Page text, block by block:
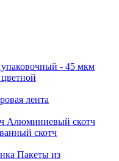
- 45 мкм
лента
Алюминиевый скотч
скотч
Пакеты из